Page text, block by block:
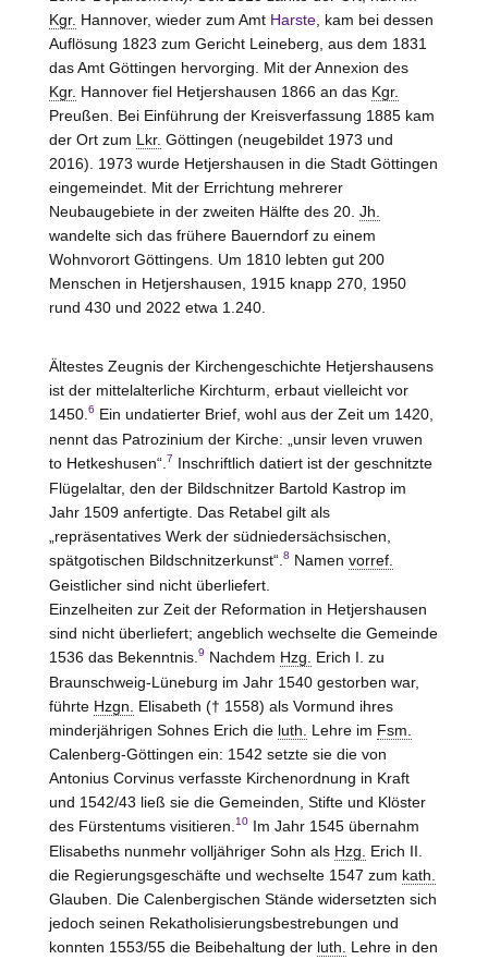
Kgr. Hannover, wieder zum Amt Harste, kam bei dessen
Auflösung 1823 zum Gericht Leineberg, aus dem 1831
das Amt Göttingen hervorging. Mit der Annexion des
Kgr. Hannover fiel Hetjershausen 1866 an das Kgr.
Preußen. Bei Einführung der Kreisverfassung 1885 kam
der Ort zum Lkr. Göttingen (neugebildet 1973 und
2016). 1973 wurde Hetjershausen in die Stadt Göttingen
eingemeindet. Mit der Errichtung mehrerer
Neubaugebiete in der zweiten Hälfte des 20. Jh.
wandelte sich das frühere Bauerndorf zu einem
Wohnvorort Göttingens. Um 1810 lebten gut 200
Menschen in Hetjershausen, 1915 knapp 270, 1950
rund 430 und 2022 etwa 1.240.
Ältestes Zeugnis der Kirchengeschichte Hetjershausens
ist der mittelalterliche Kirchturm, erbaut vielleicht vor
1450. 6 Ein undatierter Brief, wohl aus der Zeit um 1420,
nennt das Patrozinium der Kirche: „unsir leven vruwen
to Hetkeshusen“. 7 Inschriftlich datiert ist der geschnitzte
Flügelaltar, den der Bildschnitzer Bartold Kastrop im
Jahr 1509 anfertigte. Das Retabel gilt als
„repräsentatives Werk der südniedersächsischen,
spätgotischen Bildschnitzerkunst“. 8 Namen vorref.
Geistlicher sind nicht überliefert.
Einzelheiten zur Zeit der Reformation in Hetjershausen
sind nicht überliefert; angeblich wechselte die Gemeinde
1536 das Bekenntnis. 9 Nachdem Hzg.
Erich I. zu
Braunschweig-Lüneburg im Jahr 1540 gestorben war,
führte Hzgn.
Elisabeth († 1558) als Vormund ihres
minderjährigen Sohnes Erich die luth. Lehre im Fsm.
Calenberg-Göttingen ein: 1542 setzte sie die von
Antonius Corvinus verfasste Kirchenordnung in Kraft
und 1542/43 ließ sie die Gemeinden, Stifte und Klöster
des Fürstentums visitieren. 10Im Jahr 1545 übernahm
Elisabeths nunmehr volljähriger Sohn als Hzg.
Erich II.
die Regierungsgeschäfte und wechselte 1547 zum kath.
Glauben. Die Calenbergischen Stände widersetzten sich
jedoch seinen Rekatholisierungsbestrebungen und
konnten 1553/55 die Beibehaltung der luth.
Lehre in den